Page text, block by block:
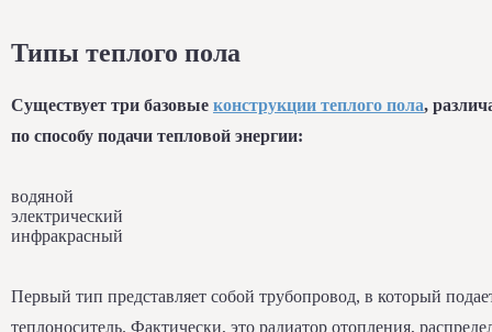
Типы теплого пола
Существует три базовые конструкции теплого пола,
по способу подачи тепловой энергии:
водяной
электрический
инфракрасный
Первый тип представляет собой трубопровод, в который
теплоноситель. Фактически, это радиатор отопления,